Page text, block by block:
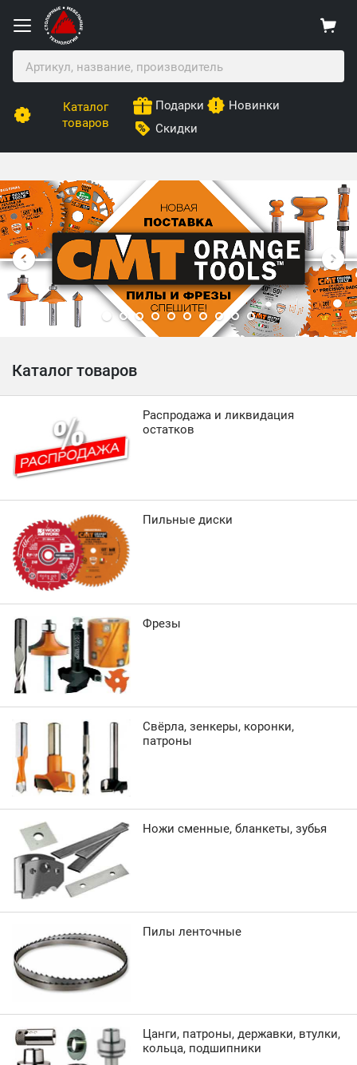
Каталог
товаров
Подарки
Новинки
Скидки
Столярные Мебельные Технологии
Каталог товаров
Распродажа и ликвидация
остатков
Пильные диски
Фрезы
Свёрла, зенкеры, коронки,
патроны
Ножи сменные, бланкеты, зубья
Пилы ленточные
Цанги, патроны, державки, втулки,
кольца, подшипники